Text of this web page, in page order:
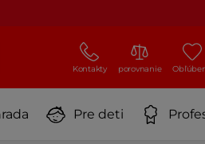
Kontakty porovnanie
Pre deti